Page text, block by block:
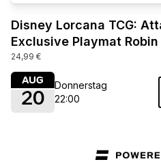
Disney Lorcana TCG:
Exclusive Playmat
24,99 €
AUG
20
Donnerstag
22:00